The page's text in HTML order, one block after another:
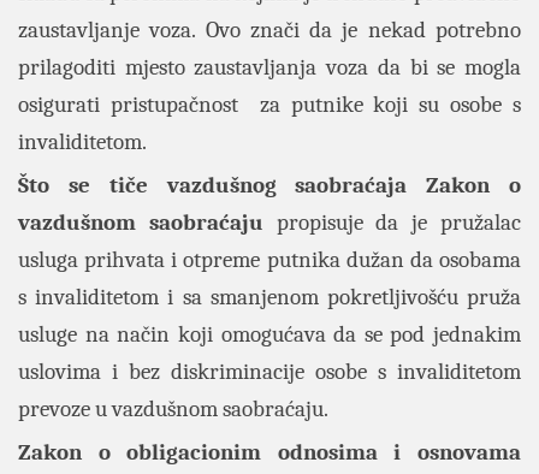
zaustavljanje voza. Ovo znači da je nekad potrebno
prilagoditi mjesto zaustavljanja voza da bi se mogla
osigurati pristupačnost za putnike koji su osobe s
invaliditetom.
Što se tiče vazdušnog saobraćaja Zakon o
vazdušnom saobraćaju propisuje da je pružalac
usluga prihvata i otpreme putnika dužan da osobama
s invaliditetom i sa smanjenom pokretljivošću pruža
usluge na način koji omogućava da se pod jednakim
uslovima i bez diskriminacije osobe s invaliditetom
prevoze u vazdušnom saobraćaju.
Zakon o obligacionim odnosima i osnovama